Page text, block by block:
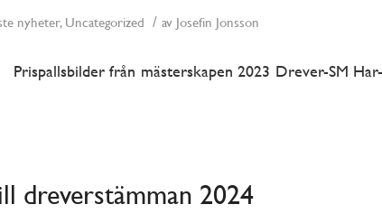
nyheter, Uncategorized / av Josefin Jonsson
från mästerskapen 2023 Drever-SM
dreverstämman 2024